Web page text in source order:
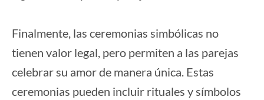
Finalmente, las ceremonias simbólicas no
tienen valor legal, pero permiten a las parejas
celebrar su amor de manera única. Estas
ceremonias pueden incluir rituales y símbolos